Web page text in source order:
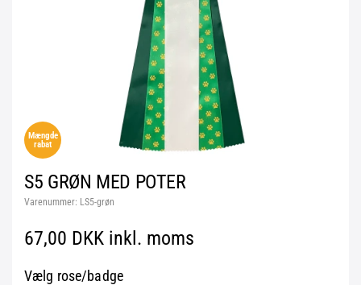
Mængde
rabat
S5 GRØN MED POTER
Varenummer: LS5-grøn
67,00 DKK inkl. moms
Vælg rose/badge